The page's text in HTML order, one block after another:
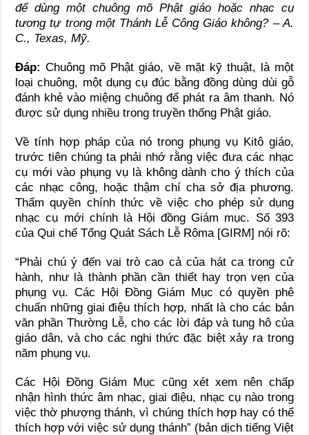
để dùng một chuông mõ Phật giáo hoặc nhạc cụ
tương tự trong một Thánh Lễ Công Giáo không? – A.
C., Texas, Mỹ.
Đáp: Chuông mõ Phật giáo, về mặt kỹ thuật, là một
loại chuông, một dụng cụ đúc bằng đồng dùng dùi gỗ
đánh khẻ vào miệng chuông để phát ra âm thanh. Nó
được sử dụng nhiều trong truyền thống Phật giáo.
Về tính hợp pháp của nó trong phụng vụ Kitô giáo,
trước tiên chúng ta phải nhớ rằng việc đưa các nhạc
cụ mới vào phụng vụ là không dành cho ý thích của
các nhạc công, hoặc thậm chí cha sở địa phương.
Thẩm quyền chính thức về việc cho phép sử dụng
nhạc cụ mới chính là Hội đồng Giám mục. Số 393
của Qui chế Tổng Quát Sách Lễ Rôma [GIRM] nói rõ:
“Phải chú ý đến vai trò cao cả của hát ca trong cử
hành, như là thành phần cần thiết hay trọn vẹn của
phụng vụ. Các Hội Ðồng Giám Mục có quyền phê
chuẩn những giai điệu thích hợp, nhất là cho các bản
văn phần Thường Lễ, cho các lời đáp và tung hô của
giáo dân, và cho các nghi thức đặc biệt xảy ra trong
năm phụng vụ.
Các Hội Ðồng Giám Mục cũng xét xem nên chấp
nhận hình thức âm nhạc, giai điệu, nhạc cụ nào trong
việc thờ phượng thánh, vì chúng thích hợp hay có thể
thích hợp với việc sử dụng thánh” (bản dịch tiếng Việt